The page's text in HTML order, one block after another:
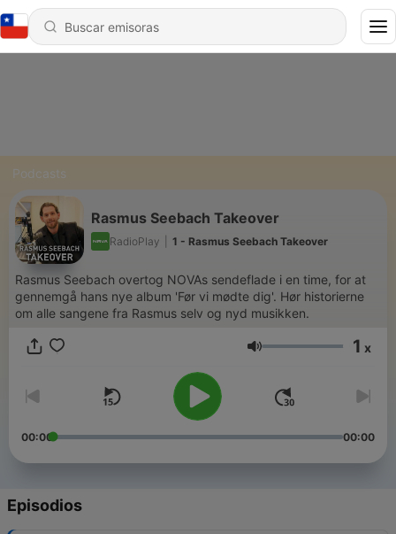
Podcasts
Rasmus Seebach Takeover
RadioPlay 1 - Rasmus Seebach Takeover
Rasmus Seebach overtog NOVAs sendeflade i en time, for at
gennemgå hans nye album 'Før vi mødte dig'. Hør historierne
om alle sangene fra Rasmus selv og nyd musikken.
Volumen 1 x
00:00 00:00
Episodios